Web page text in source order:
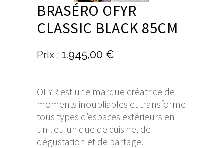
BRASÉRO OFYR
CLASSIC BLACK 85CM
1.945,00 €
OFYR est une marque créatrice de
moments inoubliables et transforme
tous types d’espaces extérieurs en
un lieu unique de cuisine, de
dégustation et de partage.